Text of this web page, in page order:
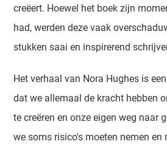
creëert. Hoewel het boek zijn
had, werden deze vaak
stukken saai en inspirerend
Het verhaal van Nora Hughes is
dat we allemaal de kracht hebben
te creëren en onze eigen weg naar
we soms risico's moeten nemen en